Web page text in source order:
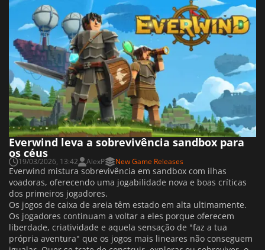
Everwind leva a sobrevivência sandbox para
os céus
19/03/2026, 13:42 AlexP New Game Releases
Everwind mistura sobrevivência em sandbox com ilhas
voadoras, oferecendo uma jogabilidade nova e boas críticas
dos primeiros jogadores.
Os jogos de caixa de areia têm estado em alta ultimamente.
Os jogadores continuam a voltar a eles porque oferecem
liberdade, criatividade e aquela sensação de "faz a tua
própria aventura" que os jogos mais lineares não conseguem